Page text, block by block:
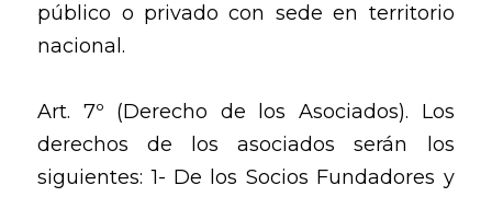
público o privado con sede en territorio
nacional.
Art. 7º (Derecho de los Asociados). Los
derechos de los asociados serán los
siguientes: 1- De los Socios Fundadores y